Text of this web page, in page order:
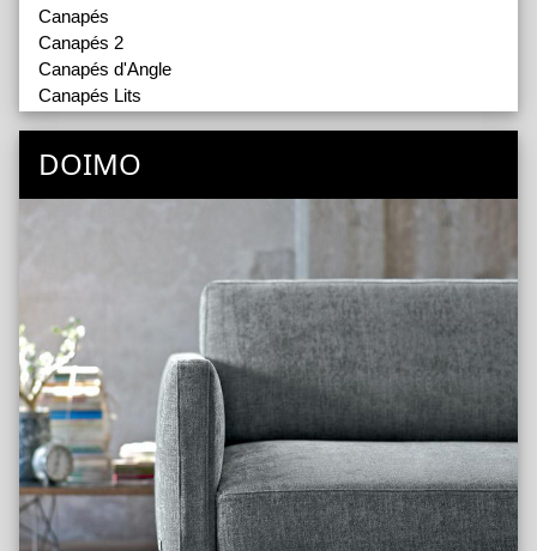
Canapés
Canapés 2
Canapés d'Angle
Canapés Lits
Fauteuils
Chaises
Tables Basses
DOIMO